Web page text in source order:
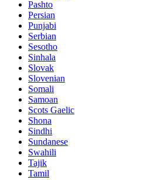
Pashto
Persian
Punjabi
Serbian
Sesotho
Sinhala
Slovak
Slovenian
Somali
Samoan
Scots Gaelic
Shona
Sindhi
Sundanese
Swahili
Tajik
Tamil